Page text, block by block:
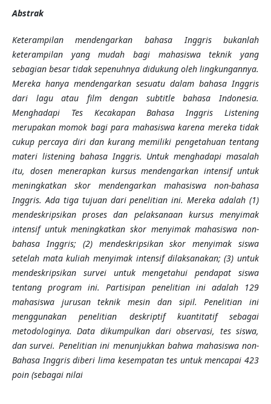
Abstrak
Keterampilan mendengarkan bahasa Inggris bukanlah
keterampilan yang mudah bagi mahasiswa teknik yang
sebagian besar tidak sepenuhnya didukung oleh lingkungannya.
Mereka hanya mendengarkan sesuatu dalam bahasa Inggris
dari lagu atau film dengan subtitle bahasa Indonesia.
Menghadapi Tes Kecakapan Bahasa Inggris Listening
merupakan momok bagi para mahasiswa karena mereka tidak
cukup percaya diri dan kurang memiliki pengetahuan tentang
materi listening bahasa Inggris. Untuk menghadapi masalah
itu, dosen menerapkan kursus mendengarkan intensif untuk
meningkatkan skor mendengarkan mahasiswa non-bahasa
Inggris. Ada tiga tujuan dari penelitian ini. Mereka adalah (1)
mendeskripsikan proses dan pelaksanaan kursus menyimak
intensif untuk meningkatkan skor menyimak mahasiswa non-
bahasa Inggris; (2) mendeskripsikan skor menyimak siswa
setelah mata kuliah menyimak intensif dilaksanakan; (3) untuk
mendeskripsikan survei untuk mengetahui pendapat siswa
tentang program ini. Partisipan penelitian ini adalah 129
mahasiswa jurusan teknik mesin dan sipil. Penelitian ini
menggunakan penelitian deskriptif kuantitatif sebagai
metodologinya. Data dikumpulkan dari observasi, tes siswa,
dan survei. Penelitian ini menunjukkan bahwa mahasiswa non-
Bahasa Inggris diberi lima kesempatan tes untuk mencapai 423
poin (sebagai nilai